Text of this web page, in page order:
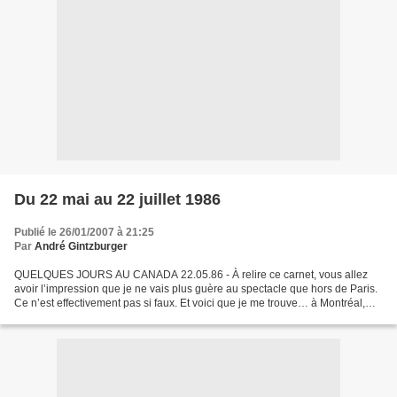
Du 22 mai au 22 juillet 1986
Publié le 26/01/2007 à 21:25
Par André Gintzburger
QUELQUES JOURS AU CANADA 22.05.86 - À relire ce carnet, vous allez
avoir l’impression que je ne vais plus guère au spectacle que hors de Paris.
Ce n’est effectivement pas si faux. Et voici que je me trouve… à Montréal,